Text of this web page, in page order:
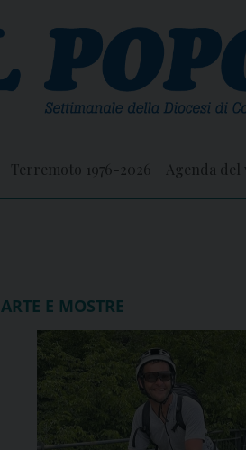
Terremoto 1976-2026 Agenda del
ARTE E MOSTRE